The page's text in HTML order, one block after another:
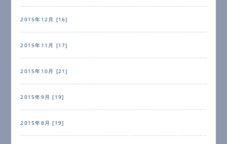
2015年12月 [16]
2015年11月 [17]
2015年10月 [21]
2015年9月 [19]
2015年8月 [19]